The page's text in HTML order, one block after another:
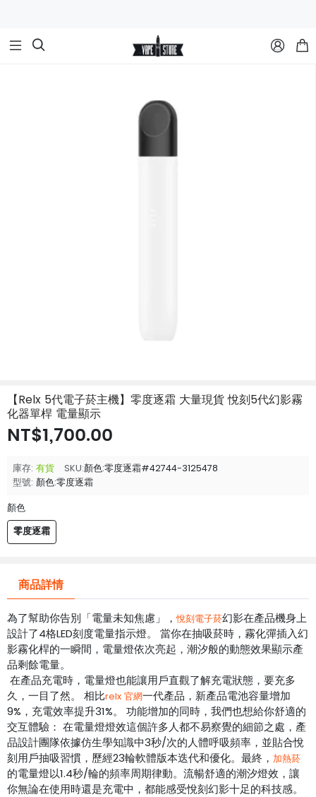
  
【Relx 5代電子菸主機】零度逐霜 大量現貨 悅刻5代幻影霧
化器單桿 電量顯示
NT$1,700.00
庫存: 有貨 SKU:顏色:零度逐霜#42744-3125478
型號: 顏色:零度逐霜
顏色
零度逐霜
商品詳情
為了幫助你告別「電量未知焦慮」，悅刻電子菸幻影在產品機身上
設計了4格LED刻度電量指示燈。 當你在抽吸菸時，霧化彈插入幻
影霧化桿的一瞬間，電量燈依次亮起，潮汐般的動態效果顯示產
品剩餘電量。
在產品充電時，電量燈也能讓用戶直觀了解充電狀態，要充多
久，一目了然。 相比relx 官網一代產品，新產品電池容量增加
9%，充電效率提升31%。 功能增加的同時，我們也想給你舒適的
交互體驗： 在電量燈燈效這個許多人都不易察覺的細節之處，產
品設計團隊依據仿生學知識中3秒/次的人體呼吸頻率，並貼合悅
刻用戶抽吸習慣，歷經23輪軟體版本迭代和優化。最終， 加熱菸
的電量燈以1.4秒/輪的頻率周期律動。流暢舒適的潮汐燈效，讓
你無論在使用時還是充電中，都能感受悅刻幻影十足的科技感。